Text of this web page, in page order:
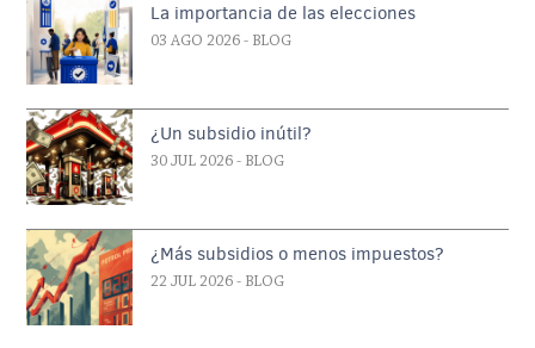
La importancia de las elecciones
03 AGO 2026 - BLOG
¿Un subsidio inútil?
30 JUL 2026 - BLOG
¿Más subsidios o menos impuestos?
22 JUL 2026 - BLOG